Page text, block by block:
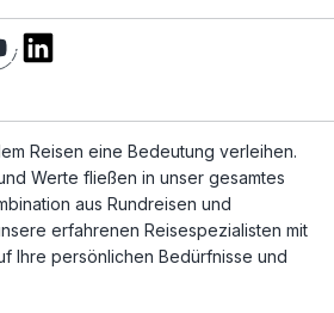
Reisen eine Bedeutung verleihen.
Werte fließen in unser gesamtes
aus Rundreisen und
erfahrenen Reisespezialisten mit
Ihre persönlichen Bedürfnisse und